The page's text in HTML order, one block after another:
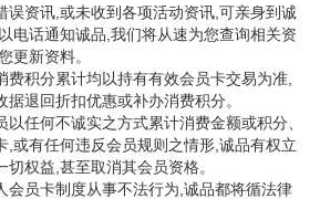
误资讯,或未收到各项活动资讯,可亲身到诚
电话通知诚品,我们将从速为您查询相关资
更新资料。
费积分累计均以持有有效会员卡交易为准,
据退回折扣优惠或补办消费积分。
以任何不诚实之方式累计消费金额或积分、
,或有任何违反会员规则之情形,诚品有权立
切权益,甚至取消其会员资格。
会员卡制度从事不法行为,诚品都将循法律